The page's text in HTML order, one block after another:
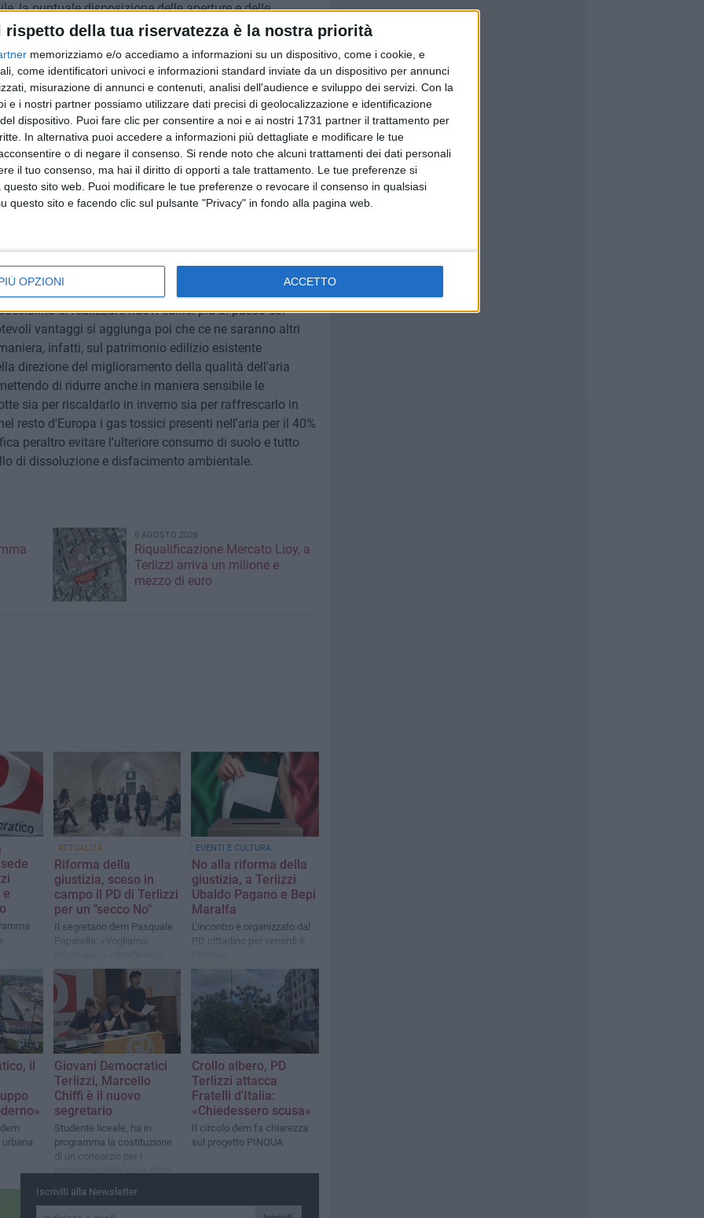
rispetto della tua riservatezza è la nostra priorità
memorizziamo e/o accediamo a informazioni su un dispositivo, come i cookie, e
come identificatori univoci e informazioni standard inviate da un dispositivo per annunci
misurazione di annunci e contenuti, analisi dell'audience e sviluppo dei servizi. Con la
e i nostri partner possiamo utilizzare dati precisi di geolocalizzazione e identificazione
dispositivo. Puoi fare clic per consentire a noi e ai nostri 1731 partner il trattamento per
In alternativa puoi accedere a informazioni più dettagliate e modificare le tue
o di negare il consenso. Si rende noto che alcuni trattamenti dei dati personali
il tuo consenso, ma hai il diritto di opporti a tale trattamento. Le tue preferenze si
sito web. Puoi modificare le tue preferenze o revocare il consenso in qualsiasi
questo sito e facendo clic sul pulsante "Privacy" in fondo alla pagina web.
OPZIONI ACCETTO
la puntuale disposizione delle aperture e delle
rendimento dalla radiazione solare; infine,
efficienti e "green" (come pannelli
radiante, ventilazione meccanica
meteoriche ecc.).
si favorisce e si sostiene l'economia, ma nel
al modello tradizionale notevolmente più energivoro,
l'edificio in maniera sempre più ecologica e attenta ai
"demolizione e ricostruzione", a questi benefici sul
Casa" ne produce indirettamente altri dovuti a una
edificio realizzato a eventuali sollecitazioni
sono quelli di dare impulso all'attività edilizia
rinnovare il patrimonio edilizio esistente, in diversi casi
di realizzare nuovi edifici più al passo coi
vantaggi si aggiunga poi che ce ne saranno altri
infatti, sul patrimonio edilizio esistente
direzione del miglioramento della qualità dell'aria
di ridurre anche in maniera sensibile le
sia per riscaldarlo in inverno sia per raffrescarlo in
resto d'Europa i gas tossici presenti nell'aria per il 40%
peraltro evitare l'ulteriore consumo di suolo e tutto
di dissoluzione e disfacimento ambientale.
6 AGOSTO 2026
Riqualificazione Mercato Lioy, a
Terlizzi arriva un milione e
mezzo di euro
e
ATTUALITÀ
Riforma della
giustizia, sceso in
campo il PD di Terlizzi
per un "secco No"
Il segretario dem Pasquale
Paparella: «Vogliamo
per un voto consapevole e
ponderato»
EVENTI E CULTURA
No alla riforma della
giustizia, a Terlizzi
Ubaldo Pagano e Bepi
Maralfa
L'incontro è organizzato dal
PD cittadino per venerdì 6
il
Giovani Democratici
Terlizzi, Marcello
Chiffi è il nuovo
segretario
Studente liceale, ha in
programma la costituzione
di un consorzio per i
proprietari delle case sfitte
Crollo albero, PD
Terlizzi attacca
Fratelli d'Italia:
«Chiedessero scusa»
Il circolo dem fa chiarezza
sul progetto PINQUA
Iscriviti alla Newsletter